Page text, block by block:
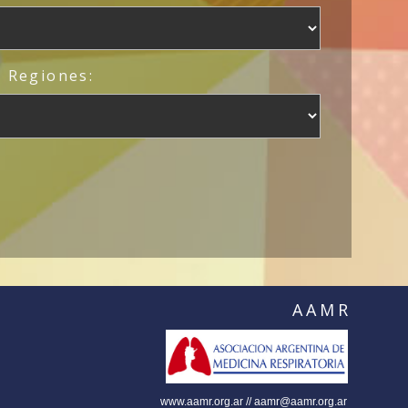
AAMR
www.aamr.org.ar // aamr@aamr.org.ar